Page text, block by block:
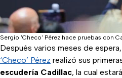
Sergio 'Checo' Pérez hace pruebas con
Después varios meses de
‘Checo’ Pérez realizó sus
escudería Cadillac, la cual